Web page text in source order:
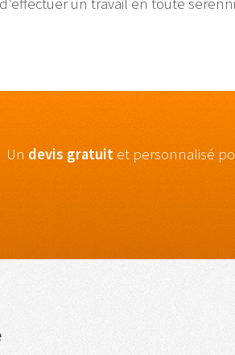
un travail en toute
Un devis gratuit et personnalisé